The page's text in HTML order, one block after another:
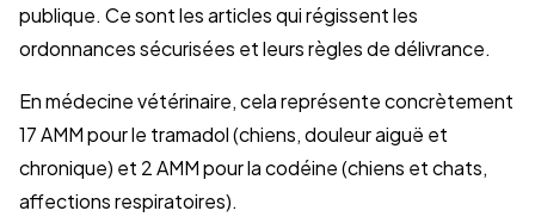
publique. Ce sont les articles qui régissent les
ordonnances sécurisées et leurs règles de délivrance.
En médecine vétérinaire, cela représente concrètement
17 AMM pour le tramadol (chiens, douleur aiguë et
chronique) et 2 AMM pour la codéine (chiens et chats,
affections respiratoires).